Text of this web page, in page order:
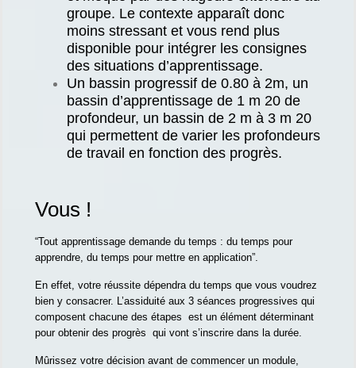
groupe. Le contexte apparaît donc
moins stressant et vous rend plus
disponible pour intégrer les consignes
des situations d’apprentissage.
Un bassin progressif de 0.80 à 2m, un
bassin d’apprentissage de 1 m 20 de
profondeur, un bassin de 2 m à 3 m 20
qui permettent de varier les profondeurs
de travail en fonction des progrès.
Vous !
“Tout apprentissage demande du temps : du temps pour
apprendre, du temps pour mettre en application”.
En effet, votre réussite dépendra du temps que vous voudrez
bien y consacrer. L’assiduité aux 3 séances progressives qui
composent chacune des étapes est un élément déterminant
pour obtenir des progrès qui vont s’inscrire dans la durée.
Mûrissez votre décision avant de commencer un module,